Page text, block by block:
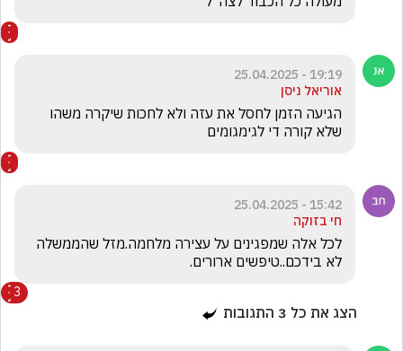
19:19 - 25.04.2025
אוריאל ניסן
שלא קורה די לגימגומים
15:42 - 25.04.2025
חי בזוקה
לא בידכם..טיפשים ארורים.
3
הצג את כל 3 התגובות